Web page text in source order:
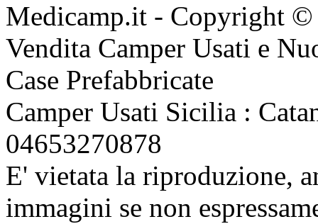
Medicamp.it - Copyright ©
Vendita Camper Usati e
Case Prefabbricate
Camper Usati Sicilia :
04653270878
E' vietata la riproduzione,
immagini se non